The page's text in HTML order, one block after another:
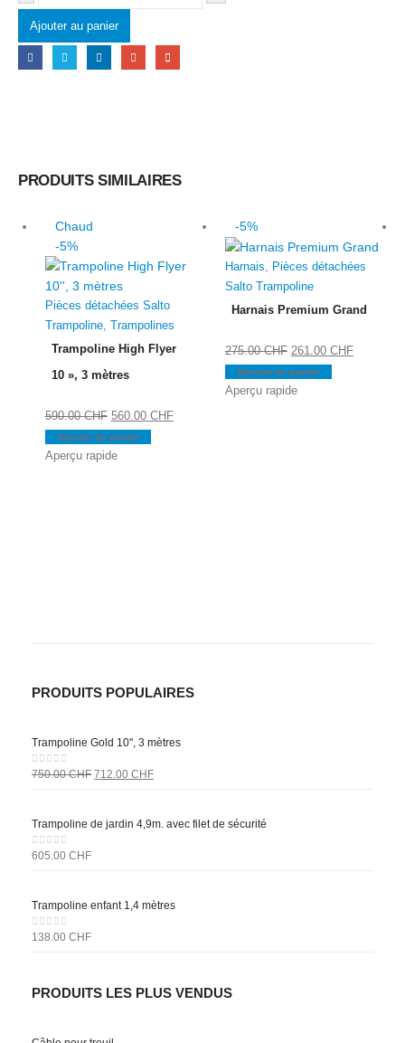
975.00 CHF.
926.25 CHF.
Ajouter au panier
PRODUITS SIMILAIRES
Chaud
-5%
Pièces détachées Salto
Trampoline, Trampolines
Trampoline High Flyer
10 », 3 mètres
590.00CHF Le
prix
initial
560.00 CHFLe
Ajouter au panier
Aperçu rapide
-5%
Harnais, Pièces détachées
Salto Trampoline
Harnais Premium Grand
275.00CHF Le
prix
initial
261.00 CHFLe
Ajouter au panier
Aperçu rapide
PRODUITS POPULAIRES
Trampoline Gold 10'', 3 mètres
0sur 5
750.00CHF Le
était :
712.00 CHFLe
Trampoline de jardin 4,9m. avec filet de sécurité
0sur 5
605.00 CHF
Trampoline enfant 1,4 mètres
0sur 5
138.00 CHF
PRODUITS LES PLUS VENDUS